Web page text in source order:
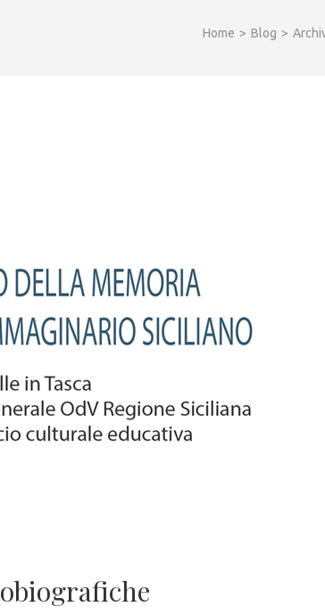
Home > Blog >